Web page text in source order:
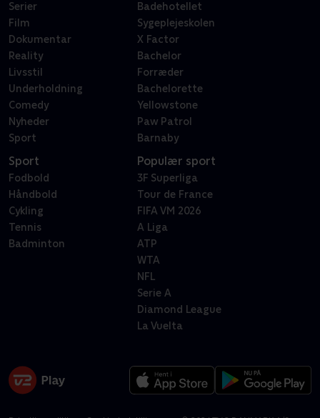
Serier
Film
Dokumentar
Reality
Livsstil
Underholdning
Comedy
Nyheder
Sport
Badehotellet
Sygeplejeskolen
X Factor
Bachelor
Forræder
Bachelorette
Yellowstone
Paw Patrol
Barnaby
Sport
Fodbold
Håndbold
Cykling
Tennis
Badminton
Populær sport
3F Superliga
Tour de France
FIFA VM 2026
A Liga
ATP
WTA
NFL
Serie A
Diamond League
La Vuelta